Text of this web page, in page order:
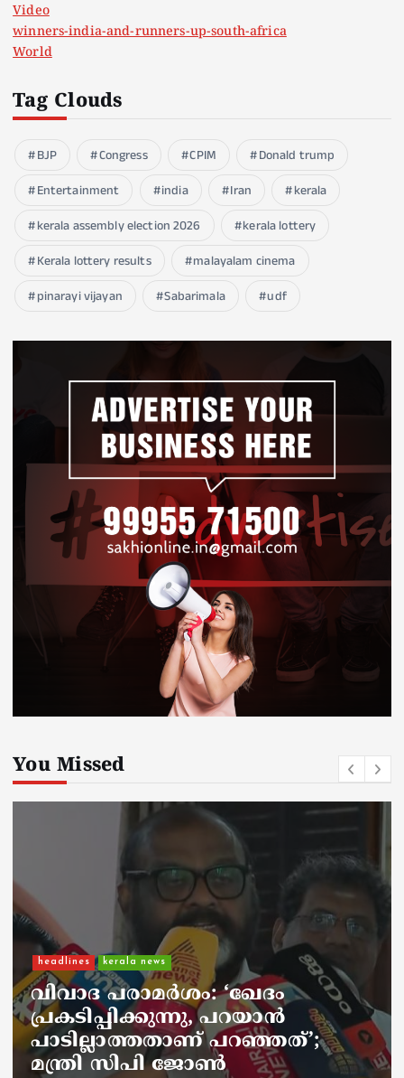
Video
winners-india-and-runners-up-south-africa
World
Tag Clouds
BJP Congress CPIM
Donald trump
Entertainment
india Iran
kerala
kerala assembly election 2026
kerala lottery
Kerala lottery results
malayalam cinema
pinarayi vijayan
Sabarimala udf
You Missed
Kerala kerala news
റെയ്ഡ് കഴിഞ്ഞ് മടങ്ങിയ ഇ ഡി
ഉദ്യോഗസ്ഥരെ ആക്രമിച്ച കേസ്; 4
സിപിഐഎം പ്രവർത്തകർക്ക്
കൂടി ജാമ്യം